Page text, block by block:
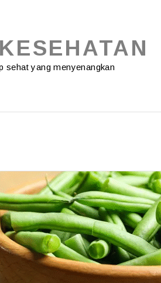
sehat yang menyenangkan